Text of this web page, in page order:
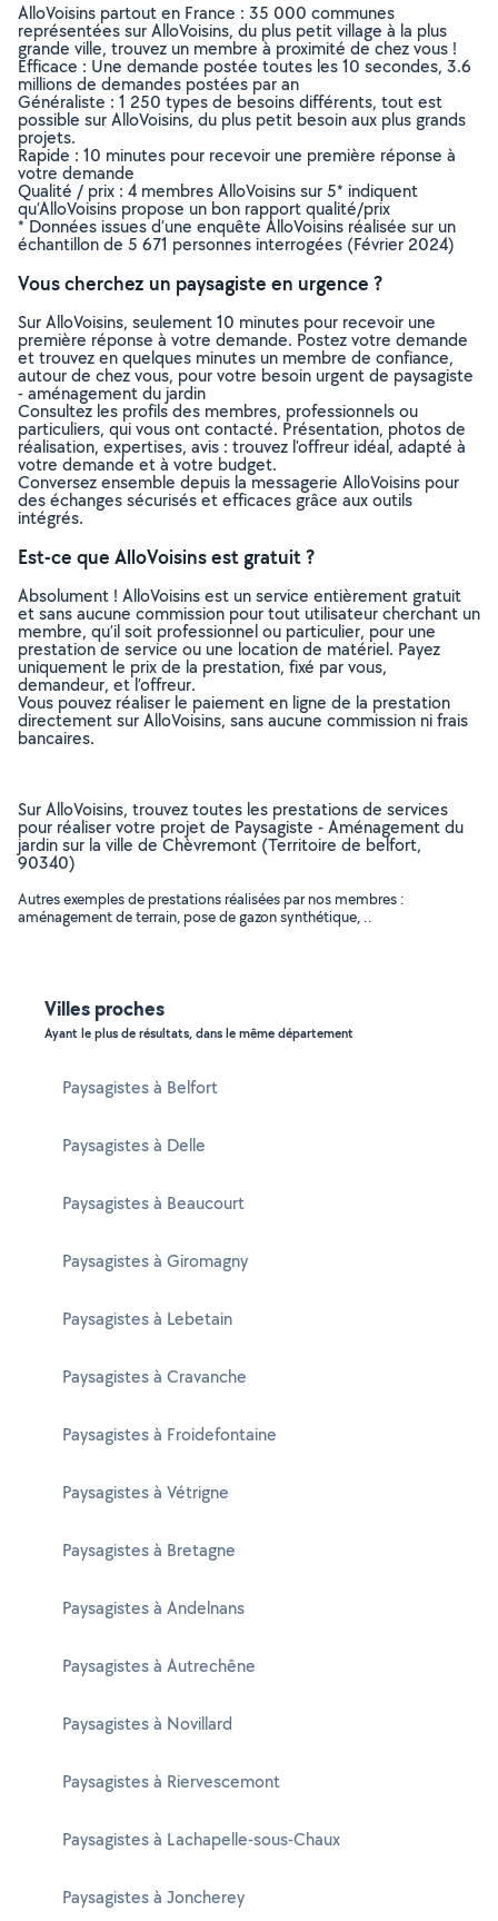
AlloVoisins partout en France : 35 000 communes
représentées sur AlloVoisins, du plus petit village à la plus
grande ville, trouvez un membre à proximité de chez vous !
Efficace : Une demande postée toutes les 10 secondes, 3.6
millions de demandes postées par an
Généraliste : 1 250 types de besoins différents, tout est
possible sur AlloVoisins, du plus petit besoin aux plus grands
projets.
Rapide : 10 minutes pour recevoir une première réponse à
votre demande
Qualité / prix : 4 membres AlloVoisins sur 5* indiquent
qu’AlloVoisins propose un bon rapport qualité/prix
* Données issues d’une enquête AlloVoisins réalisée sur un
échantillon de 5 671 personnes interrogées (Février 2024)
Vous cherchez un paysagiste en urgence ?
Sur AlloVoisins, seulement 10 minutes pour recevoir une
première réponse à votre demande. Postez votre demande
et trouvez en quelques minutes un membre de confiance,
autour de chez vous, pour votre besoin urgent de paysagiste
- aménagement du jardin
Consultez les profils des membres, professionnels ou
particuliers, qui vous ont contacté. Présentation, photos de
réalisation, expertises, avis : trouvez l'offreur idéal, adapté à
votre demande et à votre budget.
Conversez ensemble depuis la messagerie AlloVoisins pour
des échanges sécurisés et efficaces grâce aux outils
intégrés.
Est-ce que AlloVoisins est gratuit ?
Absolument ! AlloVoisins est un service entièrement gratuit
et sans aucune commission pour tout utilisateur cherchant un
membre, qu’il soit professionnel ou particulier, pour une
prestation de service ou une location de matériel. Payez
uniquement le prix de la prestation, fixé par vous,
demandeur, et l’offreur.
Vous pouvez réaliser le paiement en ligne de la prestation
directement sur AlloVoisins, sans aucune commission ni frais
bancaires.
Sur AlloVoisins, trouvez toutes les prestations de services
pour réaliser votre projet de Paysagiste - Aménagement du
jardin sur la ville de Chèvremont (Territoire de belfort,
90340)
Autres exemples de prestations réalisées par nos membres :
aménagement de terrain, pose de gazon synthétique, ..
Villes proches
Ayant le plus de résultats, dans le même département
Paysagistes à Belfort
Paysagistes à Delle
Paysagistes à Beaucourt
Paysagistes à Giromagny
Paysagistes à Lebetain
Paysagistes à Cravanche
Paysagistes à Froidefontaine
Paysagistes à Vétrigne
Paysagistes à Bretagne
Paysagistes à Andelnans
Paysagistes à Autrechêne
Paysagistes à Novillard
Paysagistes à Riervescemont
Paysagistes à Lachapelle-sous-Chaux
Paysagistes à Joncherey